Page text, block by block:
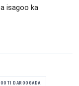
isagoo ka
DAROOGADA